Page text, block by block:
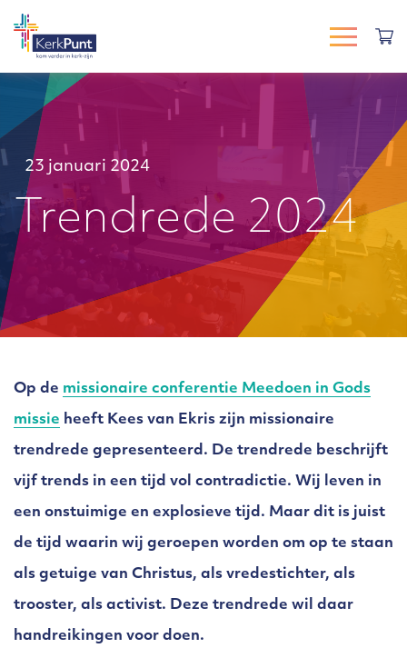
23 januari 2024
Trendrede 2024
Op de missionaire conferentie Meedoen in Gods
missie heeft Kees van Ekris zijn missionaire
trendrede gepresenteerd. De trendrede beschrijft
vijf trends in een tijd vol contradictie. Wij leven in
een onstuimige en explosieve tijd. Maar dit is juist
de tijd waarin wij geroepen worden om op te staan
als getuige van Christus, als vredestichter, als
trooster, als activist. Deze trendrede wil daar
handreikingen voor doen.